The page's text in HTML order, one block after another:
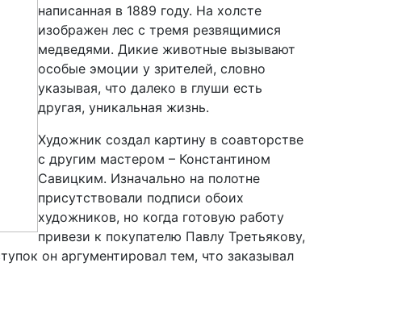
написанная в 1889 году. На холсте
изображен лес с тремя резвящимися
медведями. Дикие животные вызывают
особые эмоции у зрителей, словно
указывая, что далеко в глуши есть
другая, уникальная жизнь.
Художник создал картину в соавторстве
с другим мастером – Константином
Савицким. Изначально на полотне
присутствовали подписи обоих
художников, но когда готовую работу
привези к покупателю Павлу Третьякову,
он аргументировал тем, что заказывал